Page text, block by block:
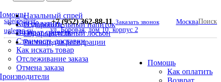
Как оплатить
Возврат средств
Стоимость доставки
Как искать товар
Отслеживание заказа
Отмена заказа
Назальный спрей
Оздоровительный напиток
Оздоровительный лосьон
Раствор для регидрации
sale@silver-
ugleron.ru
+7 (952) 362-88-11 Заказать звонок
Москва
ул. Боровая, дом 10, корпус 2
Поиск
Помощь
Как оплатить
Возврат